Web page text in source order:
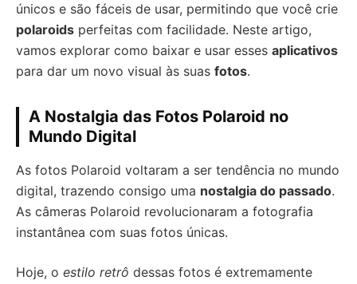
únicos e são fáceis de usar, permitindo que você crie
polaroids perfeitas com facilidade. Neste artigo,
vamos explorar como baixar e usar esses aplicativos
para dar um novo visual às suas fotos.
A Nostalgia das Fotos Polaroid no
Mundo Digital
As fotos Polaroid voltaram a ser tendência no mundo
digital, trazendo consigo uma nostalgia do passado.
As câmeras Polaroid revolucionaram a fotografia
instantânea com suas fotos únicas.
Hoje, o estilo retrô dessas fotos é extremamente